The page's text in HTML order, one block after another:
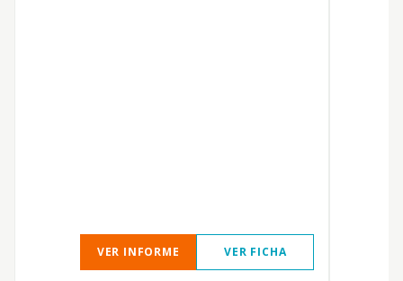
VER INFORME VER FICHA